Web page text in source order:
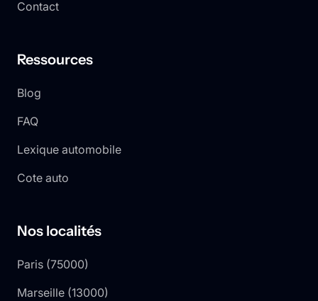
Contact
Ressources
Blog
FAQ
Lexique automobile
Cote auto
Nos localités
Paris (75000)
Marseille (13000)